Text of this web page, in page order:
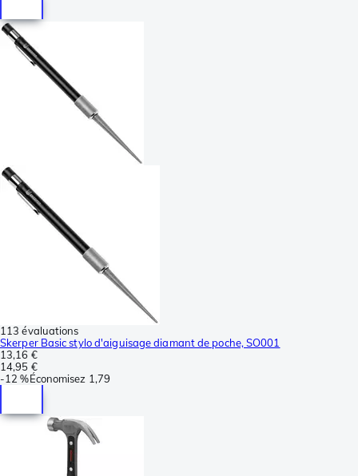
113 évaluations
Skerper Basic stylo d'aiguisage diamant de poche, SO001
13,16 €
14,95 €
-12 %Économisez 1,79